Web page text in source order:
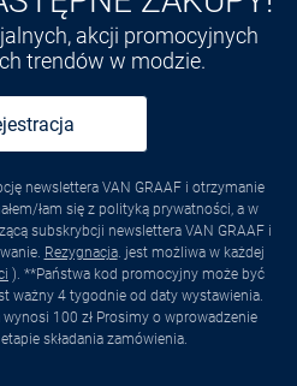
akcji promocyjnych
trendów w modzie.
newslettera VAN GRAAF i otrzymanie
łam się z polityką prywatności, a w
subskrybcji newslettera VAN GRAAF i
Rezygnacja. jest możliwa w każdej
). **Państwa kod promocyjny może być
ważny 4 tygodnie od daty wystawienia.
100 zł Prosimy o wprowadzenie
składania zamówienia.